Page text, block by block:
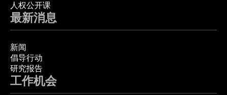
人权公开课
最新消息
新闻
倡导行动
研究报告
工作机会